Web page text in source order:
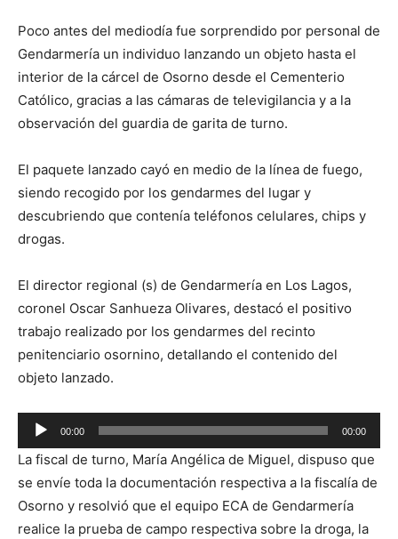
Poco antes del mediodía fue sorprendido por personal de
Gendarmería un individuo lanzando un objeto hasta el
interior de la cárcel de Osorno desde el Cementerio
Católico, gracias a las cámaras de televigilancia y a la
observación del guardia de garita de turno.
El paquete lanzado cayó en medio de la línea de fuego,
siendo recogido por los gendarmes del lugar y
descubriendo que contenía teléfonos celulares, chips y
drogas.
El director regional (s) de Gendarmería en Los Lagos,
coronel Oscar Sanhueza Olivares, destacó el positivo
trabajo realizado por los gendarmes del recinto
penitenciario osornino, detallando el contenido del
objeto lanzado.
Reproductor
de
audio
00:00 00:00
La fiscal de turno, María Angélica de Miguel, dispuso que
se envíe toda la documentación respectiva a la fiscalía de
Osorno y resolvió que el equipo ECA de Gendarmería
realice la prueba de campo respectiva sobre la droga, la